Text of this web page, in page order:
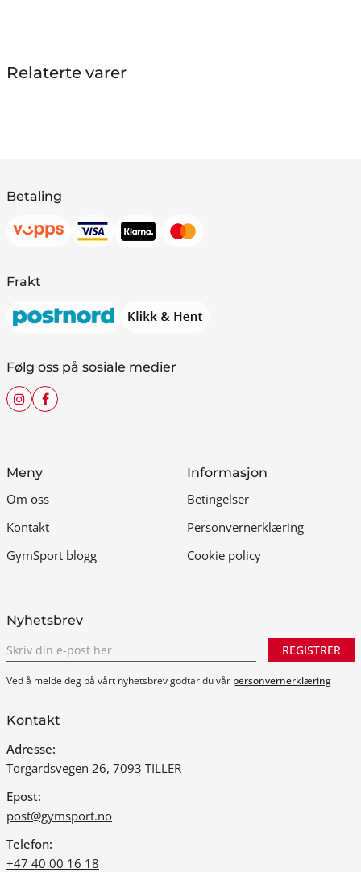
Relaterte varer
Betaling
Frakt
Følg oss på sosiale medier
Meny
Om oss
Kontakt
GymSport blogg
Informasjon
Betingelser
Personvernerklæring
Cookie policy
Nyhetsbrev
REGISTRER
Ved å melde deg på vårt nyhetsbrev godtar du vår personvernerklæring
Kontakt
Adresse:
Torgardsvegen 26, 7093 TILLER
Epost:
post@gymsport.no
Telefon:
+47 40 00 16 18